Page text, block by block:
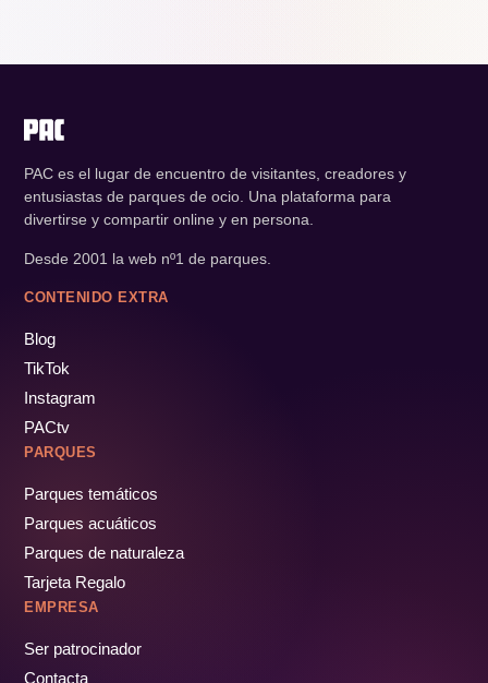
PAC es el lugar de encuentro de visitantes, creadores y
entusiastas de parques de ocio. Una plataforma para
divertirse y compartir online y en persona.
Desde 2001 la web nº1 de parques.
CONTENIDO EXTRA
Blog
TikTok
Instagram
PACtv
PARQUES
Parques temáticos
Parques acuáticos
Parques de naturaleza
Tarjeta Regalo
EMPRESA
Ser patrocinador
Contacta